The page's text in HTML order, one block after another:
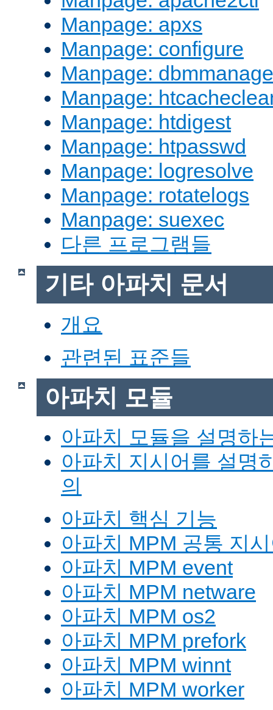
Manpage: apxs
Manpage: configure
Manpage: dbmmanage
Manpage:
Manpage: htdigest
Manpage: htpasswd
Manpage: logresolve
Manpage: rotatelogs
Manpage: suexec
다른 프로그램들
기타 아파치 문서
개요
관련된 표준들
아파치 모듈
아파치 모듈을 설명하
아파치 지시어를 설명
의
아파치 핵심 기능
아파치 MPM 공통 지
아파치 MPM event
아파치 MPM netware
아파치 MPM os2
아파치 MPM prefork
아파치 MPM winnt
아파치 MPM worker